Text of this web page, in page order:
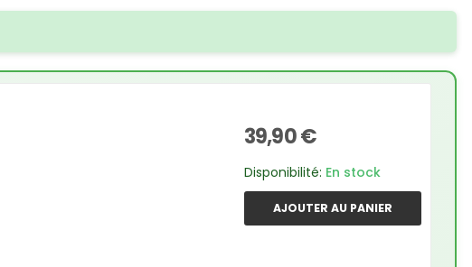
39,90 €
Disponibilité: En stock
AJOUTER AU PANIER